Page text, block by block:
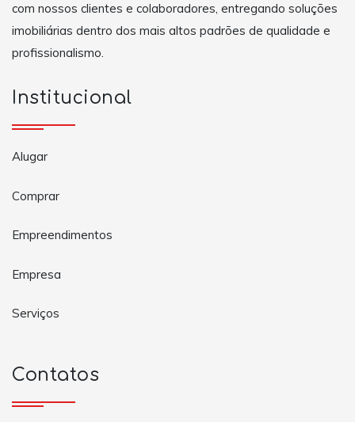
com nossos clientes e colaboradores, entregando soluções
imobiliárias dentro dos mais altos padrões de qualidade e
profissionalismo.
Institucional
Alugar
Comprar
Empreendimentos
Empresa
Serviços
Contatos